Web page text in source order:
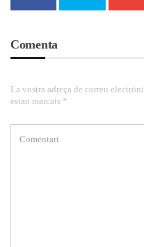
Comenta
La vostra adreça de correu
estan marcats *